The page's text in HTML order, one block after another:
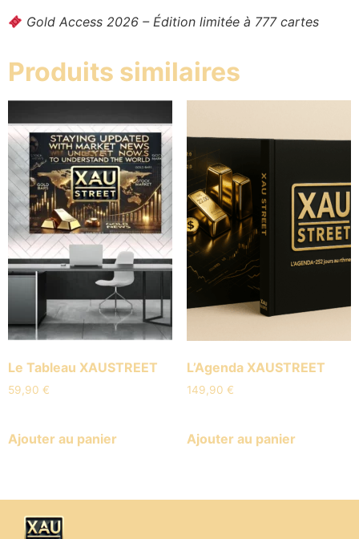
Gold Access 2026 – Édition limitée à 777 cartes
Produits similaires
Le Tableau XAUSTREET
59,90 €
Ajouter au panier
L’Agenda XAUSTREET
149,90 €
Ajouter au panier